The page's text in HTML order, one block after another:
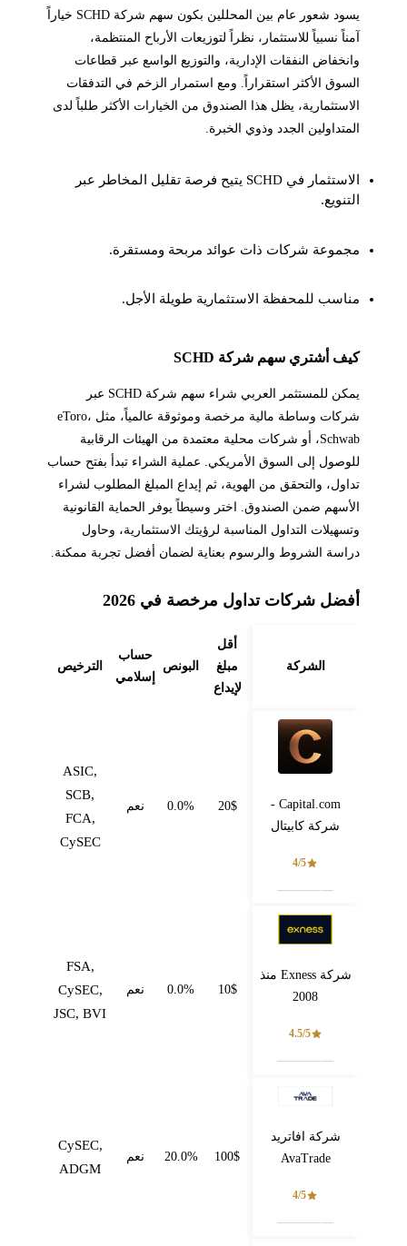
يسود شعور عام بين المحللين بكون سهم شركة SCHD خياراً
آمناً نسبياً للاستثمار، نظراً لتوزيعات الأرباح المنتظمة،
وانخفاض النفقات الإدارية، والتوزيع الواسع عبر قطاعات
السوق الأكثر استقراراً. ومع استمرار الزخم في التدفقات
الاستثمارية، يظل هذا الصندوق من الخيارات الأكثر طلباً لدى
المتداولين الجدد وذوي الخبرة.
الاستثمار في SCHD يتيح فرصة تقليل المخاطر عبر
التنويع.
مجموعة شركات ذات عوائد مربحة ومستقرة.
مناسب للمحفظة الاستثمارية طويلة الأجل.
كيف أشتري سهم شركة SCHD
يمكن للمستثمر العربي شراء سهم شركة SCHD عبر
شركات وساطة مالية مرخصة وموثوقة عالمياً، مثل eToro،
Schwab، أو شركات محلية معتمدة من الهيئات الرقابية
للوصول إلى السوق الأمريكي. عملية الشراء تبدأ بفتح حساب
تداول، والتحقق من الهوية، ثم إيداع المبلغ المطلوب لشراء
الأسهم ضمن الصندوق. اختر وسيطاً يوفر الحماية القانونية
وتسهيلات التداول المناسبة لرؤيتك الاستثمارية، وحاول
دراسة الشروط والرسوم بعناية لضمان أفضل تجربة ممكنة.
أفضل شركات تداول مرخصة في 2026
الشركة
أقل
مبلغ
لإيداع
البونص
حساب
إسلامي
الترخيص
Capital.com -
شركة كابيتال
4/5
20$
0.0% نعم
ASIC,
SCB,
FCA,
CySEC
شركة Exness منذ
2008
4.5/5
10$
0.0% نعم
FSA,
CySEC,
JSC, BVI
شركة افاتريد
AvaTrade
4/5
100$
20.0% نعم
CySEC,
ADGM